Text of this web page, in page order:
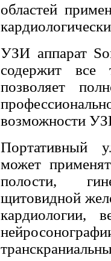
областей
УЗИ аппарат
cодержит
позволяет
возможноcти
Портативный
может
полости,
щитовидной
кардиологии,